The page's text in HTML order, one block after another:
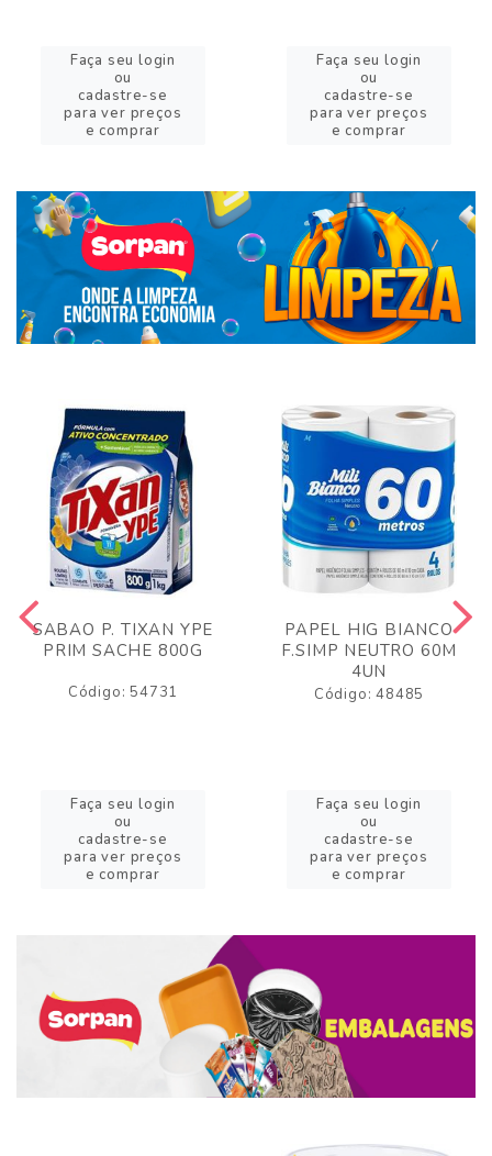
Faça seu login
ou
cadastre-se
para ver preços
e comprar
Faça seu login
ou
cadastre-se
para ver preços
e comprar
SABAO P. TIXAN YPE
PRIM SACHE 800G
Código: 54731
Faça seu login
ou
cadastre-se
para ver preços
e comprar
PAPEL HIG BIANCO
F.SIMP NEUTRO 60M
4UN
Código: 48485
Faça seu login
ou
cadastre-se
para ver preços
e comprar